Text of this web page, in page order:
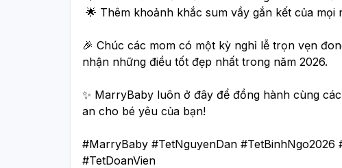
loạn tiêu hóa. Khi thấy con có dấu hiệu
bé đi kiểm tra sớm để được thăm khám
và tư vấn kịp thời.
💚Một không gian thân thiện, một chút vui
chơi và sự nhẹ nhàng trong cách tiếp
cận đôi khi chính là điều giúp mỗi lần đi
hơn đối với cả gia đình.
🌟 Thêm khoảnh khắc sum vầy gắn kết của mọi
🎉 Chúc các mom có một kỳ nghỉ lễ trọn vẹn
nhận những điều tốt đẹp nhất trong năm 2026.
✨ MarryBaby luôn ở đây để đồng hành cùng
an cho bé yêu của bạn!
#MarryBaby #TetNguyenDan #TetBinhNgo2026
#TetDoanVien